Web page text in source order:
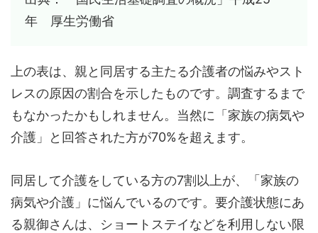
年 厚生労働省
上の表は、親と同居する主たる介護者の悩みやスト
レスの原因の割合を示したものです。調査するまで
もなかったかもしれません。当然に「家族の病気や
介護」と回答された方が70%を超えます。
同居して介護をしている方の7割以上が、「家族の
病気や介護」に悩んでいるのです。要介護状態にあ
る親御さんは、ショートステイなどを利用しない限